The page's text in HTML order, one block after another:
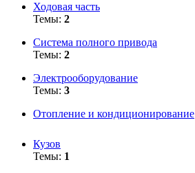
Ходовая часть
Темы: 2
Система полного привода
Темы: 2
Электрооборудование
Темы: 3
Отопление и кондиционирование
Кузов
Темы: 1